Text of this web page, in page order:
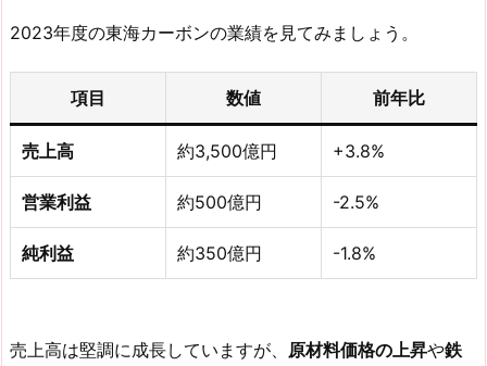
2023年度の東海カーボンの業績を見てみましょう。
項目 数値 前年比
売上高 約3,500億円 +3.8%
営業利益 約500億円 -2.5%
純利益 約350億円 -1.8%
売上高は堅調に成長していますが、 原材料価格の上昇や鉄